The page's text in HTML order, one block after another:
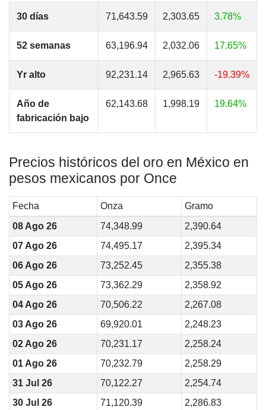
30 días 71,643.59 2,303.65 3.78%
52 semanas 63,196.94 2,032.06 17.65%
Yr alto 92,231.14 2,965.63 -19.39%
Año de
fabricación bajo
62,143.68 1,998.19 19.64%
Precios históricos del oro en México en
pesos mexicanos por Once
Fecha Onza
Gramo
08 Ago 26
74,348.99
2,390.64
07 Ago 26
74,495.17
2,395.34
06 Ago 26
73,252.45
2,355.38
05 Ago 26
73,362.29
2,358.92
04 Ago 26
70,506.22
2,267.08
03 Ago 26
69,920.01
2,248.23
02 Ago 26
70,231.17
2,258.24
01 Ago 26
70,232.79
2,258.29
31 Jul 26
70,122.27
2,254.74
30 Jul 26
71,120.39
2,286.83